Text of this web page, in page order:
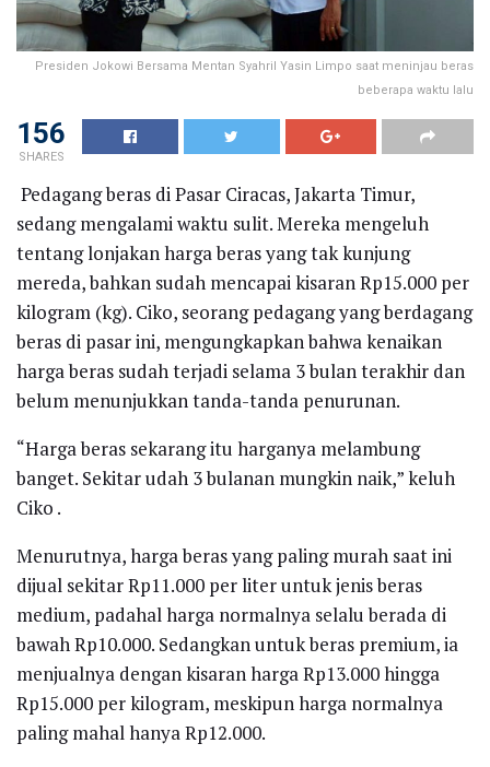
Presiden Jokowi Bersama Mentan Syahril Yasin Limpo saat meninjau beras
beberapa waktu lalu
156
SHARES
Pedagang beras di Pasar Ciracas, Jakarta Timur,
sedang mengalami waktu sulit. Mereka mengeluh
tentang lonjakan harga beras yang tak kunjung
mereda, bahkan sudah mencapai kisaran Rp15.000 per
kilogram (kg). Ciko, seorang pedagang yang berdagang
beras di pasar ini, mengungkapkan bahwa kenaikan
harga beras sudah terjadi selama 3 bulan terakhir dan
belum menunjukkan tanda-tanda penurunan.
“Harga beras sekarang itu harganya melambung
banget. Sekitar udah 3 bulanan mungkin naik,” keluh
Ciko .
Menurutnya, harga beras yang paling murah saat ini
dijual sekitar Rp11.000 per liter untuk jenis beras
medium, padahal harga normalnya selalu berada di
bawah Rp10.000. Sedangkan untuk beras premium, ia
menjualnya dengan kisaran harga Rp13.000 hingga
Rp15.000 per kilogram, meskipun harga normalnya
paling mahal hanya Rp12.000.